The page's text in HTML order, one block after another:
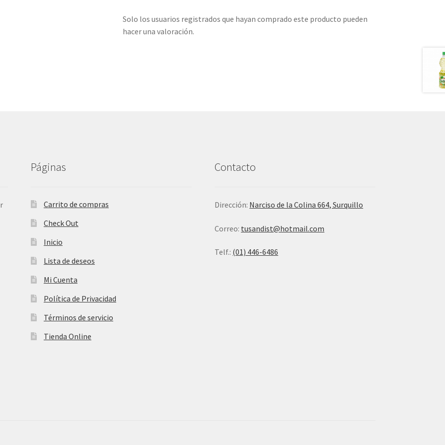
Solo los usuarios registrados que hayan comprado este producto pueden
hacer una valoración.
Páginas
Carrito de compras
Check Out
Inicio
Lista de deseos
Mi Cuenta
Política de Privacidad
Términos de servicio
Tienda Online
Contacto
Dirección: Narciso de la Colina 664, Surquillo
Correo: tusandist@hotmail.com
Telf.: (01) 446-6486